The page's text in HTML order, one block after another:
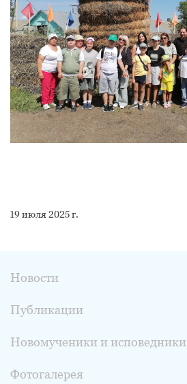
19 июля 2025 г.
Новости
Публикации
Новомученики и исповедники
Фотогалерея